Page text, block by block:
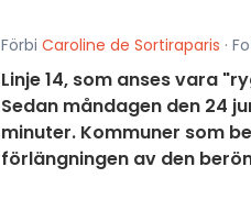
Förbi Caroline de Sortiraparis ·
Linje 14, som anses vara
Sedan måndagen den 24
minuter. Kommuner som
förlängningen av den